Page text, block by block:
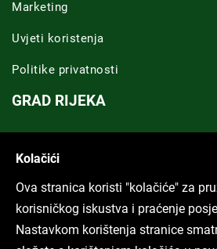
Marketing
Uvjeti koristenja
Politike privatnosti
GRAD RIJEKA
ARHIVA TEKSTOVA
Svi tekstovi
Kolačići
Ova stranica koristi "kolačiće" za
korisničkog iskustva i praćenje
Nastavkom korištenja stranice